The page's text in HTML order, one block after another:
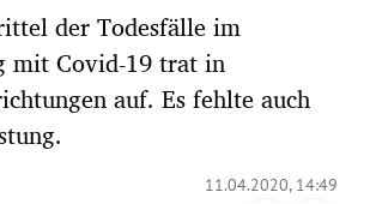
der Todesfälle im
mit Covid-19 trat in
auf. Es fehlte auch
11.04.2020, 14:49